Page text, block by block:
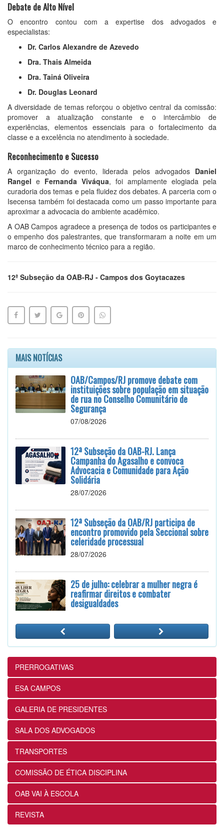
Debate de Alto Nível
O encontro contou com a expertise dos advogados e
especialistas:
Dr. Carlos Alexandre de Azevedo
Dra. Thais Almeida
Dra. Tainá Oliveira
Dr. Douglas Leonard
A diversidade de temas reforçou o objetivo central da comissão:
promover a atualização constante e o intercâmbio de
experiências, elementos essenciais para o fortalecimento da
classe e a excelência no atendimento à sociedade.
Reconhecimento e Sucesso
A organização do evento, liderada pelos advogados Daniel
Rangel e Fernanda Viváqua, foi amplamente elogiada pela
curadoria dos temas e pela fluidez dos debates. A parceria com o
Isecensa também foi destacada como um passo importante para
aproximar a advocacia do ambiente acadêmico.
A OAB Campos agradece a presença de todos os participantes e
o empenho dos palestrantes, que transformaram a noite em um
marco de conhecimento técnico para a região.
12ª Subseção da OAB-RJ - Campos dos Goytacazes
MAIS NOTÍCIAS
OAB/Campos/RJ promove debate com
instituições sobre população em situação
de rua no Conselho Comunitário de
Segurança
07/08/2026
12ª Subseção da OAB-RJ. Lança
Campanha do Agasalho e convoca
Advocacia e Comunidade para Ação
Solidária
28/07/2026
12ª Subseção da OAB/RJ participa de
encontro promovido pela Seccional sobre
celeridade processual
28/07/2026
25 de julho: celebrar a mulher negra é
reafirmar direitos e combater
desigualdades
12ª Subseção e ESA realizam
Masterclass sobre Crimes Eleitorais na
Prática
24/07/2026
12ª Subseção e ESA alinham projetos e
ações voltados ao fortalecimento dos
futuros advogados
24/07/2026
OABRJ disponibiliza repositório de
manuais e cartilhas digitais para apoiar
a advocacia fluminense
22/07/2026
PRERROGATIVAS
ESA CAMPOS
GALERIA DE PRESIDENTES
SALA DOS ADVOGADOS
TRANSPORTES
COMISSÃO DE ÉTICA DISCIPLINA
OAB VAI À ESCOLA
REVISTA